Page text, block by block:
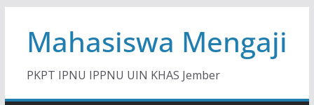
contentMahasiswa Mengaji
PKPT IPNU IPPNU UIN KHAS Jember